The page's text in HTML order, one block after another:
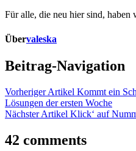
Für alle, die neu hier sind, haben
Übervaleska
Beitrag-Navigation
Vorheriger Artikel Kommt ein
Lösungen der ersten Woche
Nächster Artikel Klick‘ auf
42 comments